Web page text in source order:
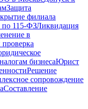
Защита
филиала
по 115-ФЗЛиквидация
в
бизнесаЮрист
Решение
сопровождение
Составление